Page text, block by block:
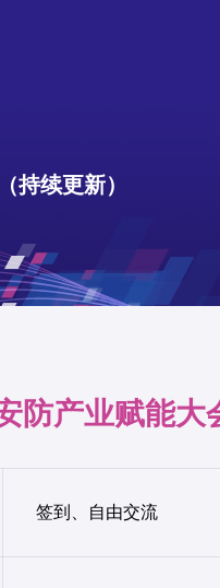
持续更新）
防产业赋能大
签到、自由交流